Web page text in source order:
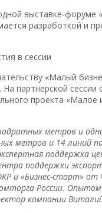
выставке-форуме
разработкой и
в сессии
«Малый
партнерской сессии
проекта «Малое
метров и
метров и 14 линий
поддержка
поддержки
и «Бизнес-старт» от
России. Опытом
компании